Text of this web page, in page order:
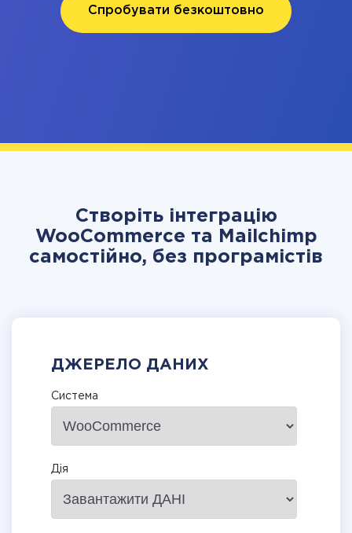
Спробувати безкоштовно
Створіть інтеграцію
WooCommerce та Mailchimp
самостійно, без програмістів
ДЖЕРЕЛО ДАНИХ
Система
Дія